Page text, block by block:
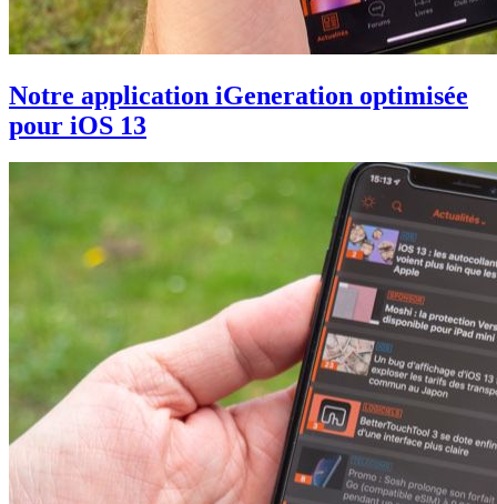
Notre application iGeneration optimisée
pour iOS 13